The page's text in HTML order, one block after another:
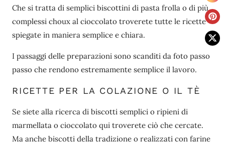
Che si tratta di semplici biscottini di pasta frolla o di più
complessi choux al cioccolato troverete tutte le ricette
spiegate in maniera semplice e chiara.
I passaggi delle preparazioni sono scanditi da foto passo
passo che rendono estremamente semplice il lavoro.
RICETTE PER LA COLAZIONE O IL TÈ
Se siete alla ricerca di biscotti semplici o ripieni di
marmellata o cioccolato qui troverete ciò che cercate.
Ma anche biscotti della tradizione o realizzati con farine